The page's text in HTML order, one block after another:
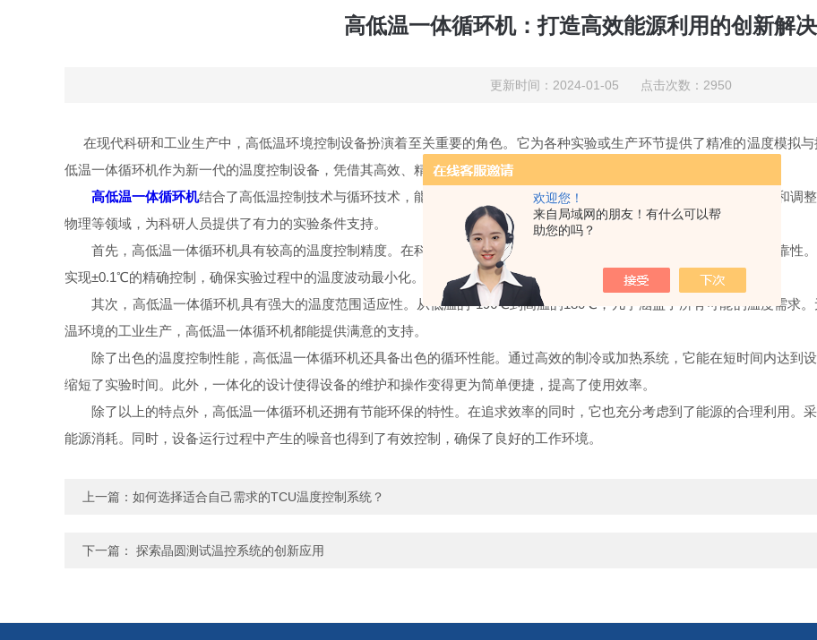
欢迎您！
来自局域网的朋友！有什么可以帮
助您的吗？
高低温一体循环机：打造高效能源利用的创新解
更新时间：2024-01-05 点击次数：2950
在现代科研和工业生产中，高低温环境控制设备扮演着至关重要的角色。它为各种实验或生产环节提供了精准的温度模拟
低温一体循环机作为新一代的温度控制设备，凭借其高效、精准和便捷的特性，正逐渐成为业界的热门选择。
高低温一体循环机结合了高低温控制技术与循环技术，能够在温度条件下，提供稳定的温度环境，并且可以实时控制和调
物理等领域，为科研人员提供了有力的实验条件支持。
首先，高低温一体循环机具有较高的温度控制精度。在科研实验中，温度的稳定性与准确性直接关系到实验结果的可靠性
实现±0.1℃的精确控制，确保实验过程中的温度波动最小化。
其次，高低温一体循环机具有强大的温度范围适应性。从低温的-196℃到高温的180℃，几乎涵盖了所有可能的温度需求。
温环境的工业生产，高低温一体循环机都能提供满意的支持。
除了出色的温度控制性能，高低温一体循环机还具备出色的循环性能。通过高效的制冷或加热系统，它能在短时间内达到
缩短了实验时间。此外，一体化的设计使得设备的维护和操作变得更为简单便捷，提高了使用效率。
除了以上的特点外，高低温一体循环机还拥有节能环保的特性。在追求效率的同时，它也充分考虑到了能源的合理利用。
能源消耗。同时，设备运行过程中产生的噪音也得到了有效控制，确保了良好的工作环境。
上一篇： 如何选择适合自己需求的TCU温度控制系统？
下一篇： 探索晶圆测试温控系统的创新应用